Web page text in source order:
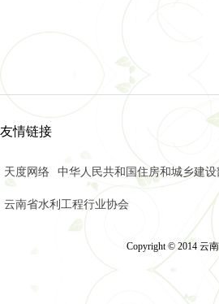
友情链接
天度网络 中华人民共和国住房和城乡建设
云南省水利工程行业协会
Copyright © 2014 云